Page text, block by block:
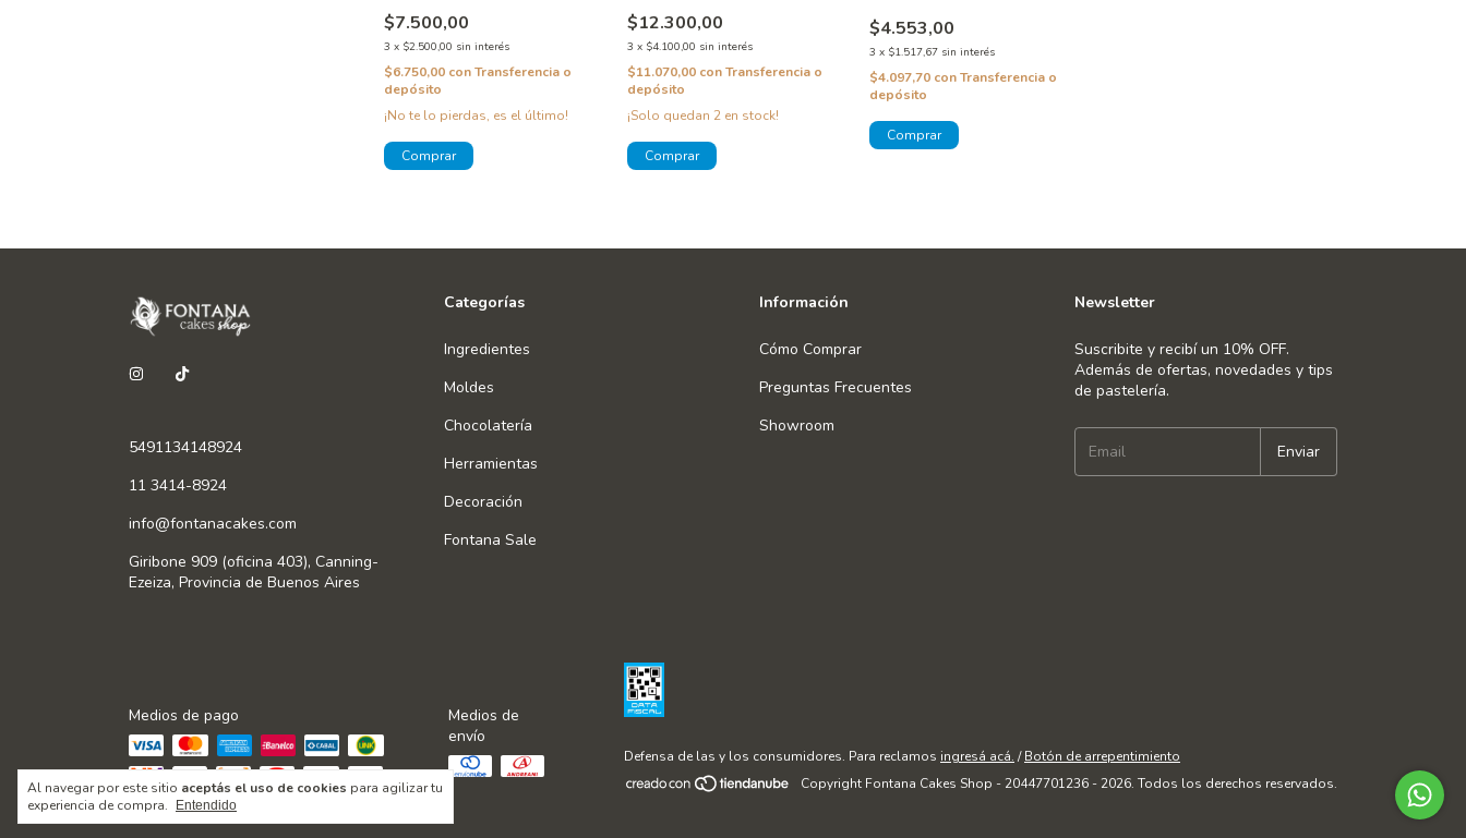
Al navegar por este sitio aceptás el uso de cookies para agilizar tu
experiencia de compra.
Entendido
$7.500,00
3 x $2.500,00 sin interés
$6.750,00 con Transferencia o
depósito
¡No te lo pierdas, es el último!
$12.300,00
3 x $4.100,00 sin interés
$11.070,00 con Transferencia o
depósito
¡Solo quedan 2en stock!
$4.553,00
3 x $1.517,67 sin interés
$4.097,70 conTransferencia o
depósito
5491134148924
11 3414-8924
info@fontanacakes.com
Giribone 909 (oficina 403), Canning-
Ezeiza, Provincia de Buenos Aires
Categorías
Ingredientes
Moldes
Chocolatería
Herramientas
Decoración
Fontana Sale
Información
Cómo Comprar
Preguntas Frecuentes
Showroom
Newsletter
Suscribite y recibí un 10% OFF.
Además de ofertas, novedades y tips
de pastelería.
Medios de pago
Medios de
envío
Defensa de las y los consumidores. Para reclamos ingresá acá. / Botón de arrepentimiento
Copyright Fontana Cakes Shop - 20447701236 - 2026. Todos los derechos reservados.